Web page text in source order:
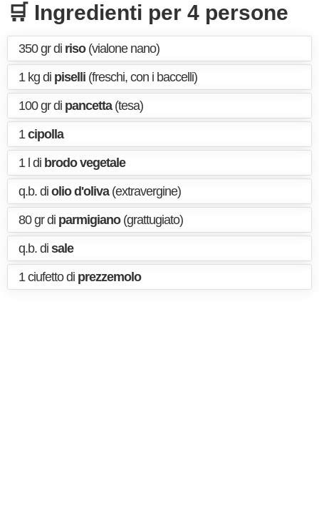
🛒 Ingredienti per 4 persone
350 gr di riso(vialone nano)
1 kg di piselli (freschi, con i baccelli)
100 gr di pancetta(tesa)
1cipolla
1 l di brodo vegetale
q.b. di olio d'oliva(extravergine)
80 gr di parmigiano(grattugiato)
q.b. di sale
1 ciufetto di prezzemolo